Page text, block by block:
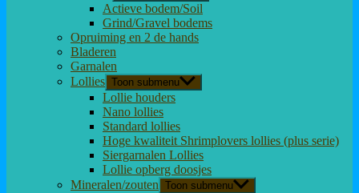
Actieve bodem/Soil
Grind/Gravel bodems
Opruiming en 2 de hands
Bladeren
Garnalen
Lollies Toon submenu
Lollie houders
Nano lollies
Standard lollies
Hoge kwaliteit Shrimplovers lollies (plus serie)
Siergarnalen Lollies
Lollie opberg doosjes
Mineralen/zouten Toon submenu